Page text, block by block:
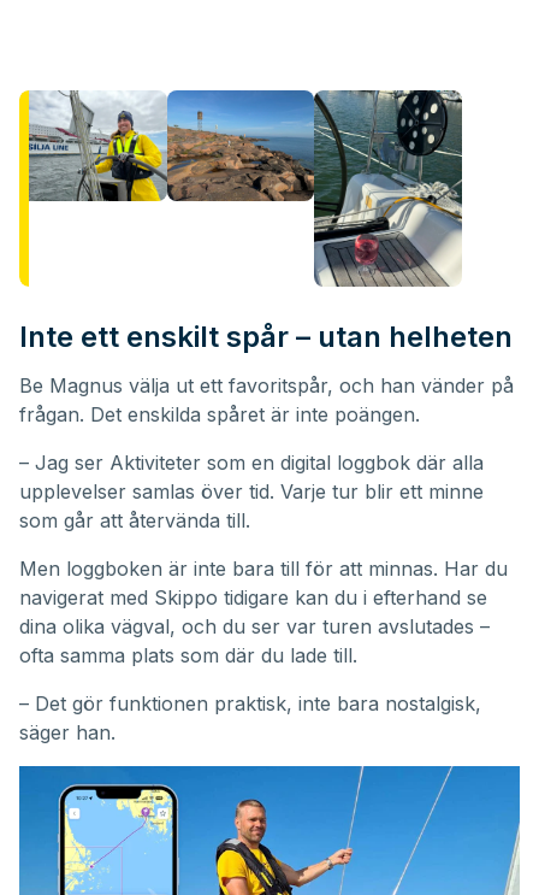
Inte ett enskilt spår – utan helheten
Be Magnus välja ut ett favoritspår, och han vänder på
frågan. Det enskilda spåret är inte poängen.
– Jag ser Aktiviteter som en digital loggbok där alla
upplevelser samlas över tid. Varje tur blir ett minne
som går att återvända till.
Men loggboken är inte bara till för att minnas. Har du
navigerat med Skippo tidigare kan du i efterhand se
dina olika vägval, och du ser var turen avslutades –
ofta samma plats som där du lade till.
– Det gör funktionen praktisk, inte bara nostalgisk,
säger han.